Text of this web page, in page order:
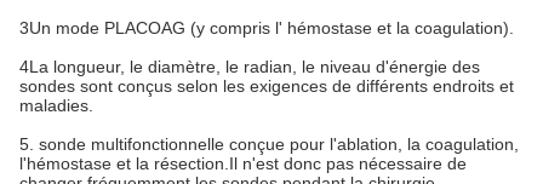
3Un mode PLACOAG (y compris l' hémostase et la coagulation).
4La longueur, le diamètre, le radian, le niveau d'énergie des
sondes sont conçus selon les exigences de différents endroits et
maladies.
5. sonde multifonctionnelle conçue pour l'ablation, la coagulation,
l'hémostase et la résection.Il n'est donc pas nécessaire de